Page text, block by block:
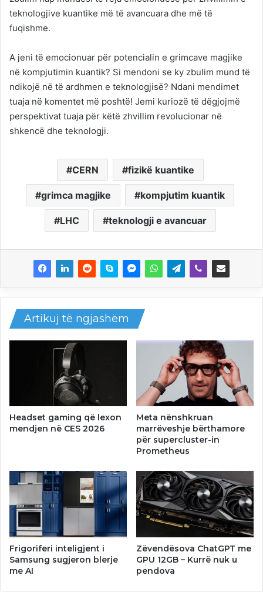
teknologjive kuantike më të avancuara dhe më të
fuqishme.
A jeni të emocionuar për potencialin e grimcave magjike
në kompjutimin kuantik? Si mendoni se ky zbulim mund të
ndikojë në të ardhmen e teknologjisë? Ndani mendimet
tuaja në komentet më poshtë! Jemi kuriozë të dëgjojmë
perspektivat tuaja për këtë zhvillim revolucionar në
shkencë dhe teknologji.
CERN fizikë kuantike
grimca magjike kompjutim kuantik
LHC teknologji e avancuar
Artikuj të ngjashëm
Headset gaming që lexon
mendjen në CES 2026
Meta nënshkruan
marrëveshje bërthamore
për supercluster-in
Prometheus
Frigoriferi inteligjent i
Samsung sugjeron blerje
me AI
Zëvendësova ChatGPT me
GPU 12GB – Kurrë nuk u
pendova